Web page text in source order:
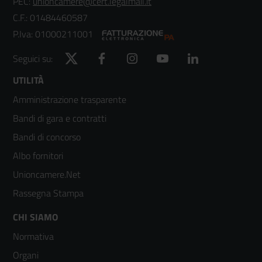
C.F.: 01484460587
P.Iva: 01000211001
Seguici su:
Twitter Facebook Instagram YouTube
Footer
menù
colonna
2
UTILITÀ
Amministrazione trasparente
Bandi di gara e contratti
Bandi di concorso
Albo fornitori
Unioncamere.Net
Rassegna Stampa
Footer
menù
CHI SIAMO
Normativa
Organi